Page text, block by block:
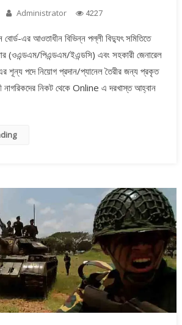
Administrator 4227
বোর্ড-এর আওতাধীন বিভিন্ন পল্লী বিদ্যুৎ সমিতিতে
(ওএন্ডএম/পিএন্ডএম/ইএন্ডসি) এবং সহকারী জেনারেল
শূন্য পদে নিয়োগ প্রদান/প্যানেল তৈরীর জন্য প্রকৃত
নাগরিকদের নিকট থেকে Online এ দরখাস্ত আহ্বান